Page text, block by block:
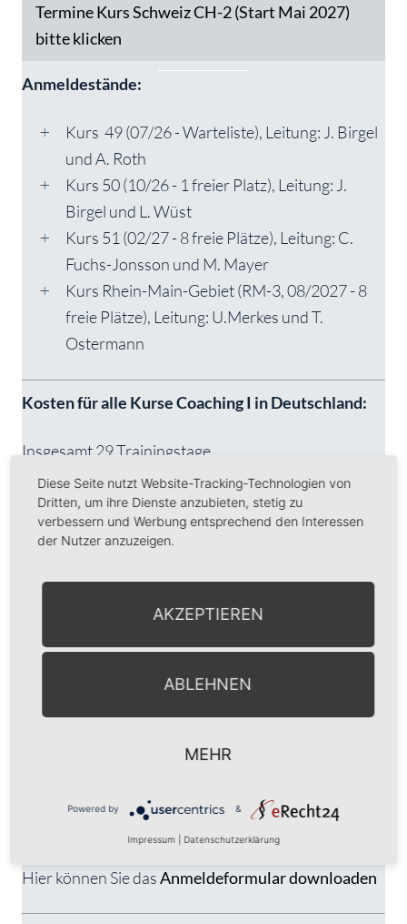
Termine Kurs Schweiz CH-2 (Start Mai 2027)
bitte klicken
Anmeldestände:
Kurs 49 (07/26 - Warteliste), Leitung: J. Birgel
und A. Roth
Kurs 50 (10/26 - 1 freier Platz), Leitung: J.
Birgel und L. Wüst
Kurs 51 (02/27 - 8 freie Plätze), Leitung: C.
Fuchs-Jonsson und M. Mayer
Kurs Rhein-Main-Gebiet (RM-3, 08/2027 - 8
freie Plätze), Leitung: U.Merkes und T.
Ostermann
Kosten für alle Kurse Coaching I in Deutschland:
Insgesamt 29 Trainingstage
Ort: Seminarhaus im Großraum München
Kosten:
MWSt. (incl. sämtlicher
Ausbildungsunterlagen, excl. Übernachtung
und Verpflegung)
Ausbildungsunterlagen, excl. Übernachtung
Die Übernachtung im Seminarhaus ist obligat.
Hier können Sie dasAnmeldeformular downloaden
Diese Seite nutzt Website-Tracking-Technologien von
Dritten, um ihre Dienste anzubieten, stetig zu
verbessern und Werbung entsprechend den Interessen
der Nutzer anzuzeigen.
AKZEPTIEREN
ABLEHNEN
MEHR
Powered by &
Impressum Datenschutzerklärung